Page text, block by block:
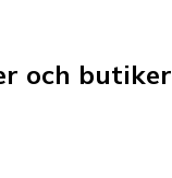
och butiker